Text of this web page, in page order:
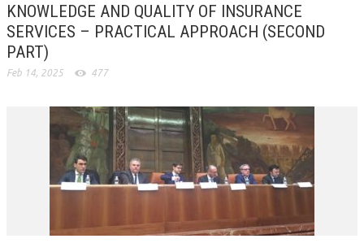
KNOWLEDGE AND QUALITY OF INSURANCE
SERVICES – PRACTICAL APPROACH (SECOND
PART)
Feb 14, 2025 477